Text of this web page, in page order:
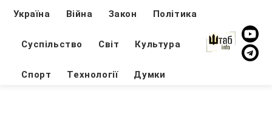
Україна Війна Закон Політика
Суспільство Світ Культура
Спорт Технології Думки